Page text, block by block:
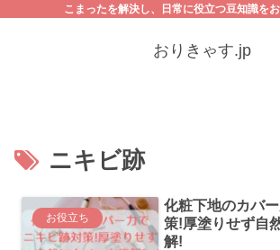
こまったを解決し、日常に役立つ豆知識を
おりきゃす.jp
ニキビ跡
お役立ち
化粧下地のカバ
策!厚塗りせず自
解!